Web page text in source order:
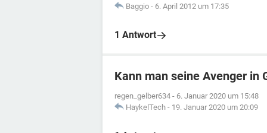
Baggio - 6. April 2012 um 17:35
1 Antwort
Kann man seine Avenger in
regen_gelber634 - 6. Januar 2020 um 15:48
HaykelTech - 19. Januar 2020 um 20:09